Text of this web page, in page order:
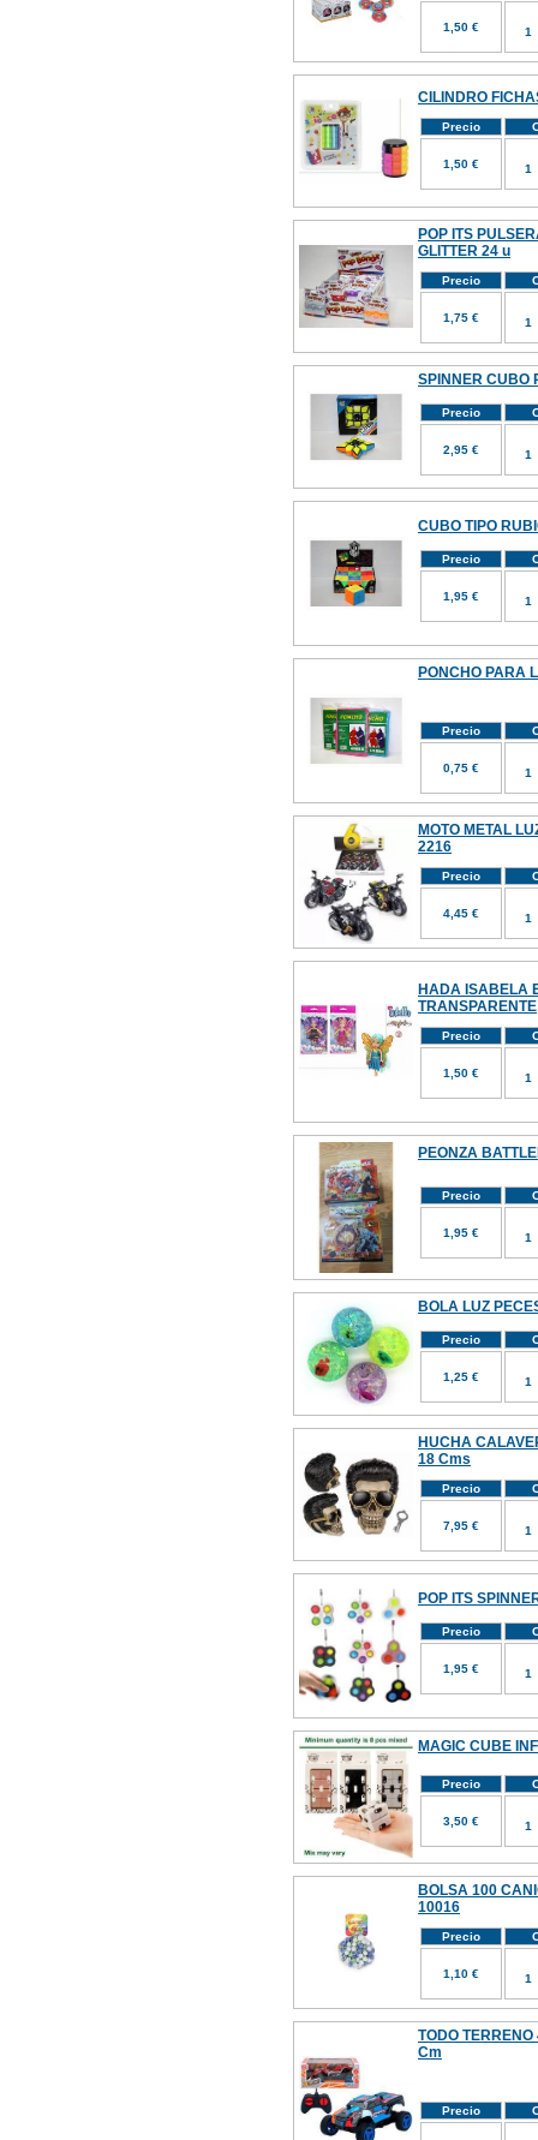
1,50 €
CILINDRO
Precio
1,50 €
POP ITS
GLITTER 24 u
Precio
1,75 €
SPINNER CUBO
Precio
2,95 €
CUBO TIPO
Precio
1,95 €
PONCHO PARA
Precio
0,75 €
MOTO METAL
2216
Precio
4,45 €
HADA ISABELA
TRANSPARENTE
Precio
1,50 €
PEONZA
Precio
1,95 €
BOLA LUZ
Precio
1,25 €
HUCHA
18 Cms
Precio
7,95 €
POP ITS
Precio
1,95 €
MAGIC CUBE
Precio
3,50 €
BOLSA 100
10016
Precio
1,10 €
TODO
Cm
Precio